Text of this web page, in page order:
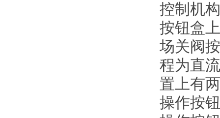
控制机
按钮盒
场关阀
程为直
置上有
操作按